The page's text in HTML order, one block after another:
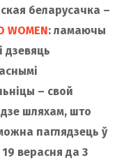
беларусачка –
WOMEN: ламаючы
дзевяць
– свой
шляхам, што
паглядзець ў
верасня да 3